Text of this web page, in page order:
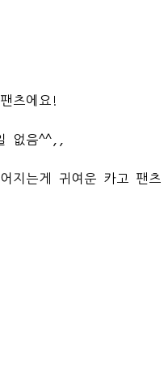
츠에요!
없음^^,,
지는게 귀여운 카고 팬츠